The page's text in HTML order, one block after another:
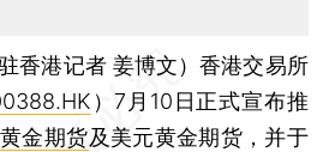
香港记者 姜博文）香港交易所
）7月10日正式宣布推
黄金期货及美元黄金期货，并于